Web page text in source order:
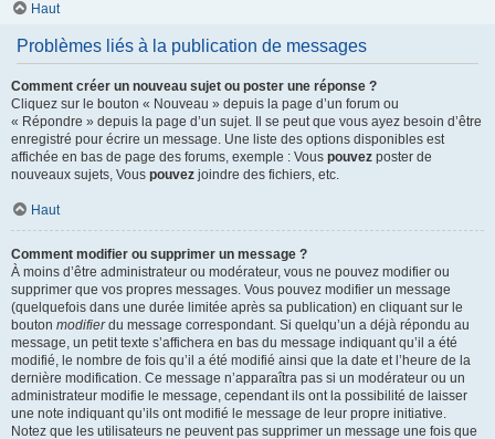
Haut
Problèmes liés à la publication de messages
Comment créer un nouveau sujet ou poster une réponse ?
Cliquez sur le bouton « Nouveau » depuis la page d’un forum ou
« Répondre » depuis la page d’un sujet. Il se peut que vous ayez besoin d’être
enregistré pour écrire un message. Une liste des options disponibles est
affichée en bas de page des forums, exemple : Vous pouvez poster de
nouveaux sujets, Vous pouvez joindre des fichiers, etc.
Haut
Comment modifier ou supprimer un message ?
À moins d’être administrateur ou modérateur, vous ne pouvez modifier ou
supprimer que vos propres messages. Vous pouvez modifier un message
(quelquefois dans une durée limitée après sa publication) en cliquant sur le
bouton modifierdu message correspondant. Si quelqu’un a déjà répondu au
message, un petit texte s’affichera en bas du message indiquant qu’il a été
modifié, le nombre de fois qu’il a été modifié ainsi que la date et l’heure de la
dernière modification. Ce message n’apparaîtra pas si un modérateur ou un
administrateur modifie le message, cependant ils ont la possibilité de laisser
une note indiquant qu’ils ont modifié le message de leur propre initiative.
Notez que les utilisateurs ne peuvent pas supprimer un message une fois que